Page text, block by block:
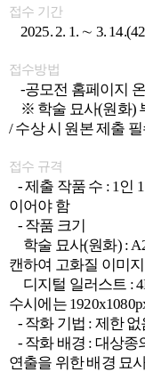
접수 기간
2025. 2. 1. ∼ 3.
접수방법
-공모전 홈페이지
※ 학술 묘사(원화)
/ 수상 시 원본 제출
접수 규격
- 제출 작품 수 : 1인
이어야 함
- 작품 크기
학술 묘사(원화) :
캔하여 고화질 이미
디지털 일러스트 :
수시에는
- 작화 기법 : 제한 없
- 작화 배경 : 대상종
연출을 위한 배경 묘